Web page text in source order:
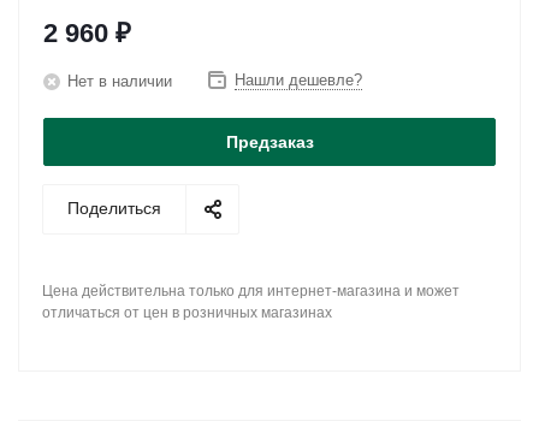
2 960 ₽
Нет в наличии Нашли дешевле?
Предзаказ
Поделиться
Цена действительна только для интернет-магазина и может
отличаться от цен в розничных магазинах